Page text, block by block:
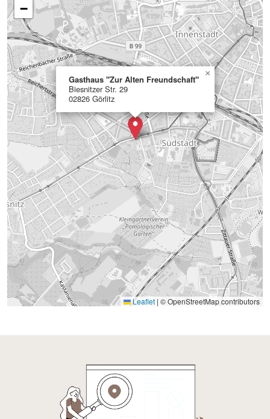
Gasthaus "Zur Alten Freundschaft"
Biesnitzer Str. 29
02826 Görlitz
×
−
Leaflet | © OpenStreetMap contributors